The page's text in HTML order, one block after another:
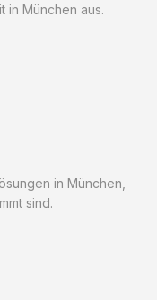
in München aus.
in München,
sind.